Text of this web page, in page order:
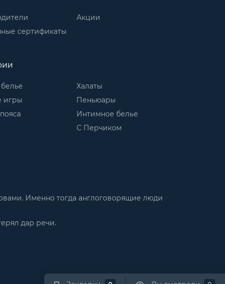
сертификаты
Акции
игры
Халаты
Пеньюары
Интимное белье
С Перчиком
Именно тогда англоговорящие люди
дар речи.